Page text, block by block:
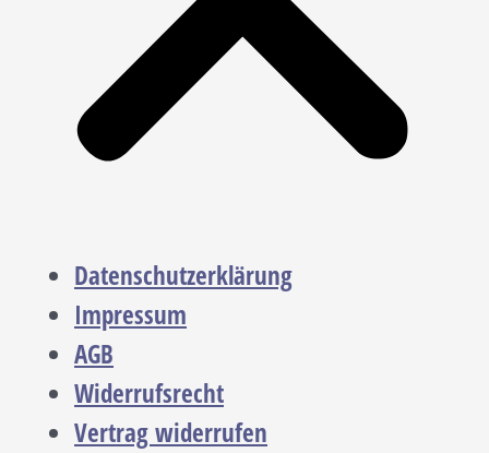
Datenschutzerklärung
Impressum
AGB
Widerrufsrecht
Vertrag widerrufen